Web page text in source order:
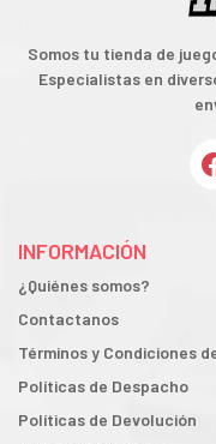
Somos tu tienda de
Especialistas en
INFORMACIÓN
¿Quiénes somos?
Contactanos
Términos y Condiciones
Políticas de Despacho
Políticas de Devolución